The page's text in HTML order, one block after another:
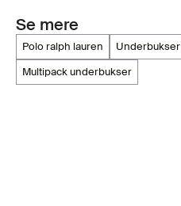
Se mere
polo ralph lauren underbukser
multipack underbukser